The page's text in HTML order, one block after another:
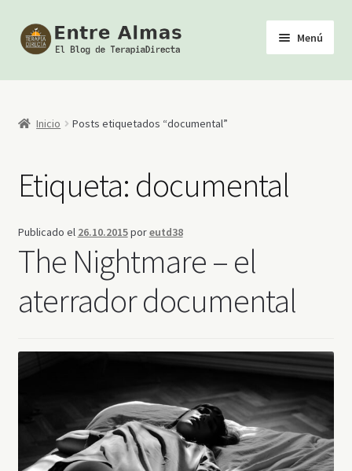
Ir
a
Ir
al
Menú
Inicio
TerapiaDirecta
Biblioteca Esotérica
Tienda
Youtube
Inicio Posts etiquetados “documental”
Etiqueta: documental
Publicado el 26.10.2015poreutd38
The Nightmare – el
aterrador documental